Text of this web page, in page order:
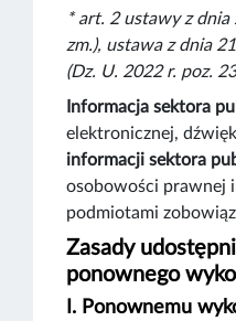
* art. 2 ustawy z
zm.), ustawa z dnia
(Dz. U. 2022 r. poz.
Informacja sektora
elektronicznej,
informacji sektora
osobowości prawnej
podmiotami
Zasady
ponownego
I. Ponownemu